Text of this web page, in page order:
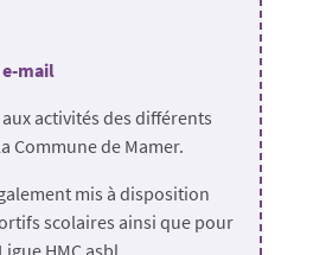
mail
activités des différents
Commune de Mamer.
mis à disposition
scolaires ainsi que pour